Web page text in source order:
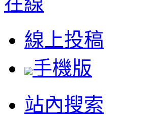
線上投稿
手機版
站內搜索